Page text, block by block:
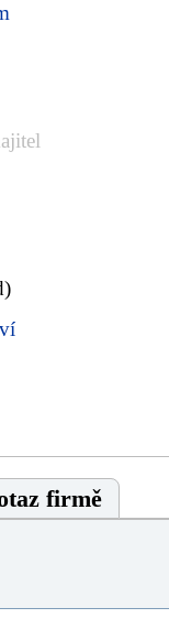
firmě